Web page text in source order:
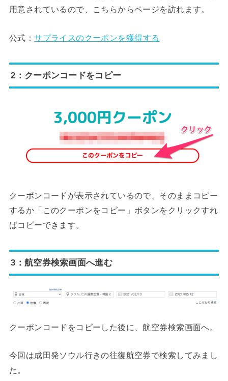
用意されているので、こちらからページを訪れます。
公式：サプライスのクーポンを獲得する
2：クーポンコードをコピー
クーポンコードが表示されているので、そのままコピー
するか「このクーポンをコピー」ボタンをクリックすれ
ばコピーできます。
3：航空券検索画面へ進む
クーポンコードをコピーした後に、航空券検索画面へ。
今回は成田発ソウル行きの往復航空券で検索してみまし
た。